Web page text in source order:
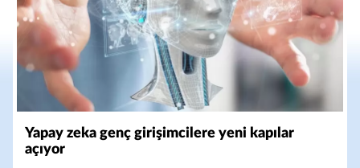
Yapay zeka genç girişimcilere yeni kapılar
açıyor